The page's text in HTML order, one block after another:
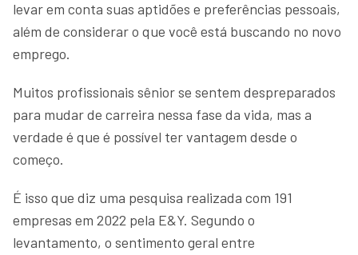
levar em conta suas aptidões e preferências pessoais,
além de considerar o que você está buscando no novo
emprego.
Muitos profissionais sênior se sentem despreparados
para mudar de carreira nessa fase da vida, mas a
verdade é que é possível ter vantagem desde o
começo.
É isso que diz uma pesquisa realizada com 191
empresas em 2022 pela E&Y. Segundo o
levantamento, o sentimento geral entre